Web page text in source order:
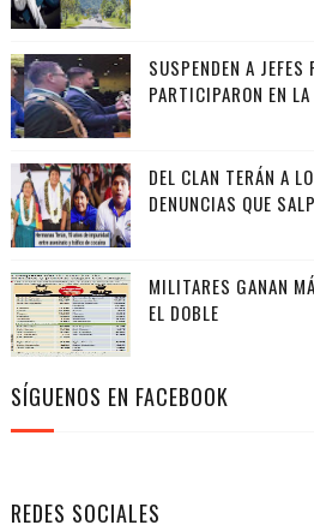
SUSPENDEN A JEFES
PARTICIPARON EN
DEL CLAN TERÁN A
DENUNCIAS QUE
MILITARES GANAN
EL DOBLE
SÍGUENOS EN FACEBOOK
REDES SOCIALES